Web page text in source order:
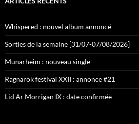
Whispered : nouvel album annoncé
Sorties de la semaine [31/07-07/08/2026]
Munarheim : nouveau single
Ragnarök festival XXII : annonce #21
Lid Ar Morrigan IX : date confirmée